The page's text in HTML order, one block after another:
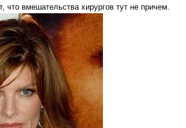
что вмешательства хирургов тут не причем.